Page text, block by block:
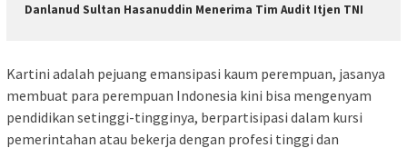
Danlanud Sultan Hasanuddin Menerima Tim Audit Itjen TNI
Kartini adalah pejuang emansipasi kaum perempuan, jasanya
membuat para perempuan Indonesia kini bisa mengenyam
pendidikan setinggi-tingginya, berpartisipasi dalam kursi
pemerintahan atau bekerja dengan profesi tinggi dan